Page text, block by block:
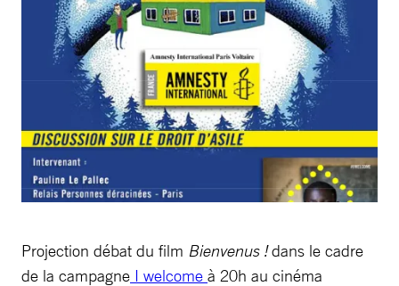
Projection débat du film Bienvenus !dans le cadre
de la campagne I welcome à 20h au cinéma